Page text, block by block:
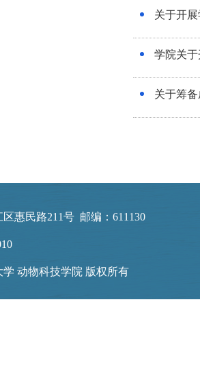
关于开
学院关
关于筹
惠民路211号 邮编：611130
动物科技学院 版权所有